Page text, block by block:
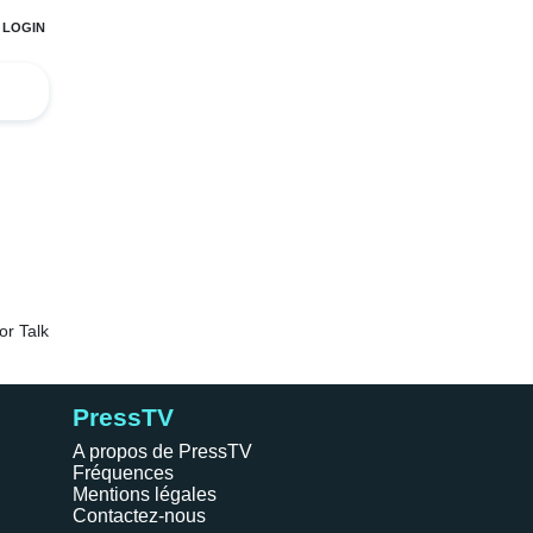
PressTV
A propos de PressTV
Fréquences
Mentions légales
Contactez-nous